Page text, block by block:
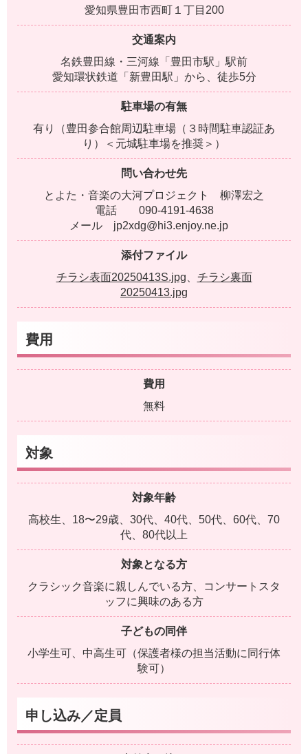
愛知県豊田市西町１丁目200
交通案内
名鉄豊田線・三河線「豊田市駅」駅前
愛知環状鉄道「新豊田駅」から、徒歩5分
駐車場の有無
有り（豊田参合館周辺駐車場（３時間駐車認証あ
り）＜元城駐車場を推奨＞）
問い合わせ先
とよた・音楽の大河プロジェクト 柳澤宏之
電話 090-4191-4638
メール jp2xdg@hi3.enjoy.ne.jp
添付ファイル
チラシ表面20250413S.jpg、 チラシ裏面
20250413.jpg
費用
費用
無料
対象
対象年齢
高校生、18〜29歳、30代、40代、50代、60代、70
代、80代以上
対象となる方
クラシック音楽に親しんでいる方、コンサートスタ
ッフに興味のある方
子どもの同伴
小学生可、中高生可（保護者様の担当活動に同行体
験可）
申し込み／定員